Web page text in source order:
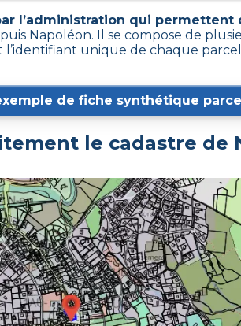
l’administration qui permettent
Napoléon. Il se compose de
unique de chaque
de fiche synthétique
le cadastre de